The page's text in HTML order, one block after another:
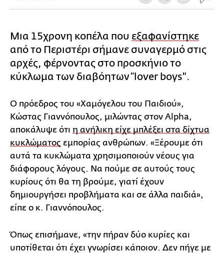
Μια 15χρονη κοπέλα που εξαφανίστηκε
από το Περιστέρι σήμανε συναγερμό στις
αρχές, φέρνοντας στο προσκήνιο το
κύκλωμα των διαβόητων “lover boys".
Ο πρόεδρος του «Χαμόγελου του Παιδιού»,
Κώστας Γιαννόπουλος, μιλώντας στον Alpha,
αποκάλυψε ότι η ανήλικη είχε μπλέξει στα δίχτυα
κυκλώματος εμπορίας ανθρώπων. «Ξέρουμε ότι
αυτά τα κυκλώματα χρησιμοποιούν νέους για
διάφορους λόγους. Να πούμε σε αυτούς τους
κυρίους ότι θα τη βρούμε, γιατί έχουν
δημιουργήσει προβλήματα και σε άλλα παιδιά»,
είπε ο κ. Γιαννόπουλος.
Όπως επισήμανε, «την πήραν δύο κυρίες και
υποτίθεται ότι έχει γνωρίσει κάποιον. Δεν πήγε με